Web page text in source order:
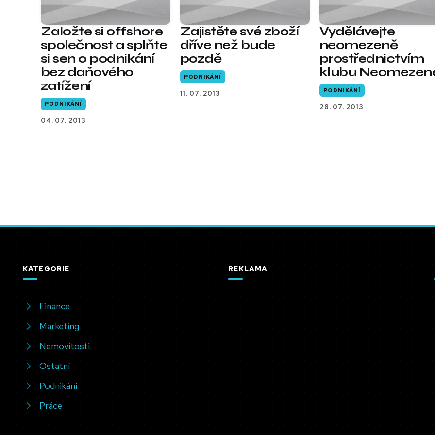
Založte si offshore
společnost a splňte
si sen o podnikání
bez daňového
zatížení
PODNIKÁNÍ
04. 07. 2013
Zajistěte své zboží
dříve než bude
pozdě
PODNIKÁNÍ
11. 07. 2013
Vydělávejte
neomezeně
prostřednictvím
klubu
PODNIKÁNÍ
28. 07. 2013
KATEGORIE
Finance
Marketing
Nemovitosti
Ostatní
Podnikání
Práce
REKLAMA